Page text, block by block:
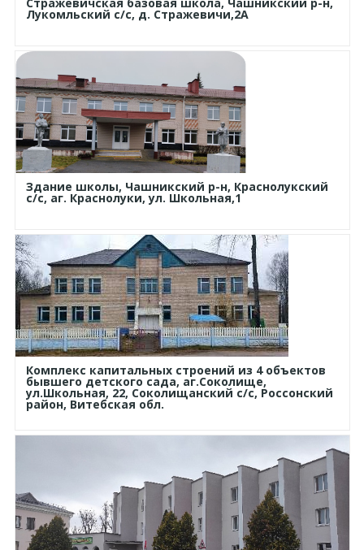
Стражевичская базовая школа, Чашникский р-н,
Лукомльский с/с, д. Стражевичи,2А
Здание школы, Чашникский р-н, Краснолукский
с/с, аг. Краснолуки, ул. Школьная,1
Комплекс капитальных строений из 4 объектов
бывшего детского сада, аг.Соколище,
ул.Школьная, 22, Соколищанский с/с, Россонский
район, Витебская обл.